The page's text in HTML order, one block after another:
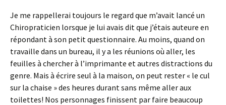
Je me rappellerai toujours le regard que m’avait lancé un
Chiropraticien lorsque je lui avais dit que j’étais auteure en
répondant à son petit questionnaire. Au moins, quand on
travaille dans un bureau, il y a les réunions où aller, les
feuilles à chercher à l’imprimante et autres distractions du
genre. Mais à écrire seul à la maison, on peut rester « le cul
sur la chaise » des heures durant sans même aller aux
toilettes! Nos personnages finissent par faire beaucoup